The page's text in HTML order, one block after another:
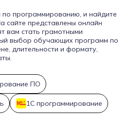
программированию, и найдите
сайте представлены онлайн
вам стать грамотными
выбор обучающих программ по
длительности и формату,
ПО
1С программирование